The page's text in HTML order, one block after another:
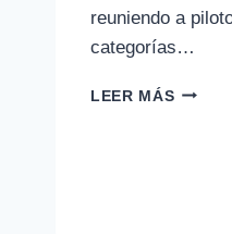
reuniendo a
categorías…
LEER MÁS